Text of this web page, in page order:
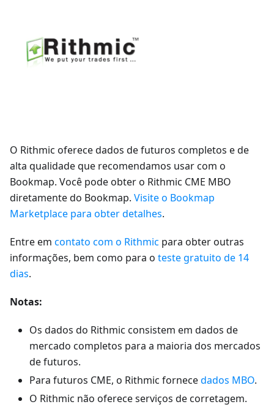
O Rithmic oferece dados de futuros completos e de
alta qualidade que recomendamos usar com o
Bookmap. Você pode obter o Rithmic CME MBO
diretamente do Bookmap. Visite o Bookmap
Marketplace para obter detalhes.
Entre em contato com o Rithmic para obter outras
informações, bem como para o teste gratuito de 14
dias.
Notas:
Os dados do Rithmic consistem em dados de
mercado completos para a maioria dos mercados
de futuros.
Para futuros CME, o Rithmic fornecedados MBO.
O Rithmic não oferece serviços de corretagem.